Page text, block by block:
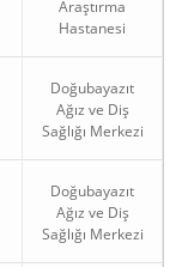
Araştırma
Hastanesi
Doğubayazıt
Ağız ve Diş
Sağlığı Merkezi
Doğubayazıt
Ağız ve Diş
Sağlığı Merkezi